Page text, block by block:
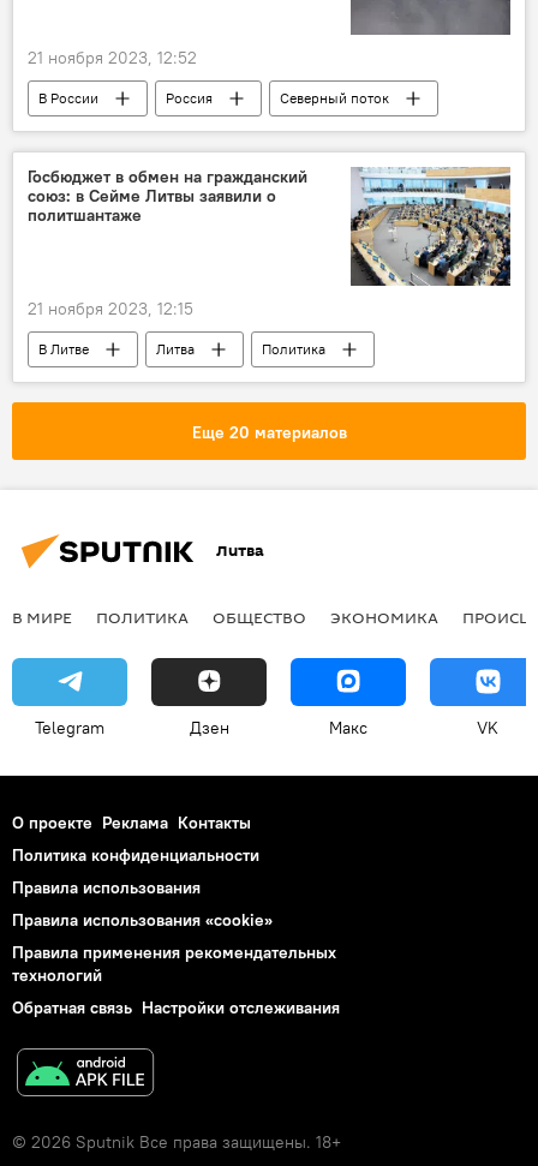
21 ноября 2023, 12:52
В России Россия
Северный поток
Расследование ЧП на "Северных потоках"
Госбюджет в обмен на гражданский
союз: в Сейме Литвы заявили о
политшантаже
21 ноября 2023, 12:15
В Литве Литва
Политика
Сейм
госбюджет
Еще 20 материалов
Литва
В МИРЕ ПОЛИТИКА ОБЩЕСТВО ЭКОНОМИКА
Telegram Дзен Макс VK
О проекте Реклама Контакты
Политика конфиденциальности
Правила использования
Правила использования «cookie»
Правила применения рекомендательных
технологий
Обратная связь Настройки отслеживания
© 2026 Sputnik Все права защищены. 18+